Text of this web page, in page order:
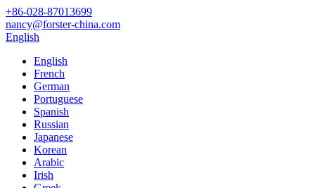
+86-028-87013699
nancy@forster-china.com
English
English
French
German
Portuguese
Spanish
Russian
Japanese
Korean
Arabic
Irish